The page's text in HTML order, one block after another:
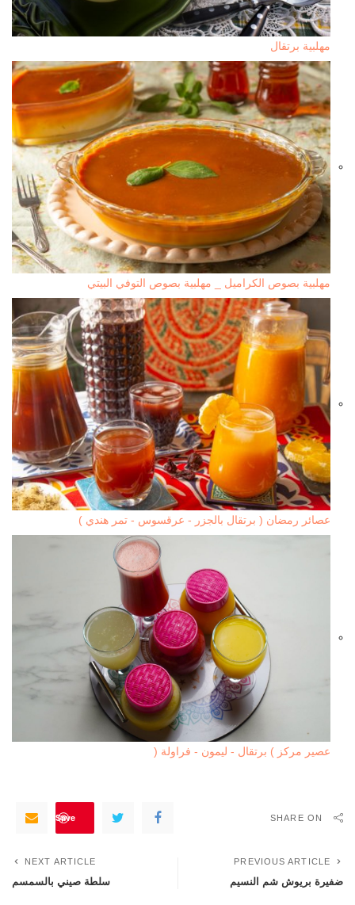
مهلبية برتقال
مهلبية بصوص الكراميل _ مهلبية بصوص التوفي البيتي
عصائر رمضان ( برتقال بالجزر - عرقسوس - تمر هندي )
عصير مركز ) برتقال - ليمون - فراولة (
SHARE ON
Save
PREVIOUS ARTICLE
ضفيرة بريوش شم النسيم
NEXT ARTICLE
سلطة صيني بالسمسم